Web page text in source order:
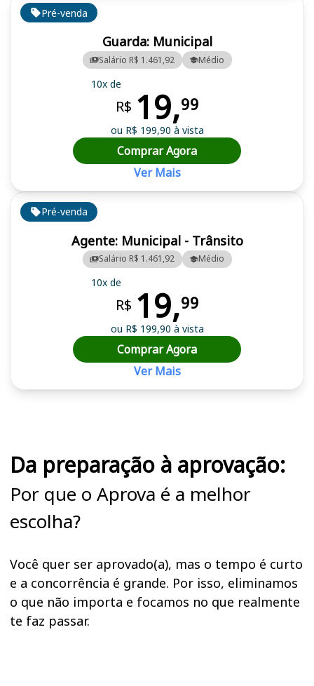
Pré-venda
Agente: Municipal - Trânsito
Salário R$ 1.461,92 Médio
10x de
R$ 19,99
ou R$ 199,90 à vista
Comprar Agora
Ver Mais
Pré-venda
Guarda: Municipal
Salário R$ 1.461,92 Médio
10x de
R$ 19,99
ou R$ 199,90 à vista
Comprar Agora
Ver Mais
Da preparação à aprovação:
Por que o Aprova é a melhor
escolha?
Você quer ser aprovado(a), mas o tempo é curto
e a concorrência é grande. Por isso, eliminamos
o que não importa e focamos no que realmente
te faz passar.